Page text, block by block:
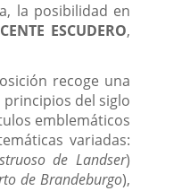
la posibilidad en
ESCUDERO,
recoge una
del siglo
emblemáticos
variadas:
de Landser)
de Brandeburgo),